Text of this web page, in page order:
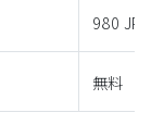
980 JPY
無料